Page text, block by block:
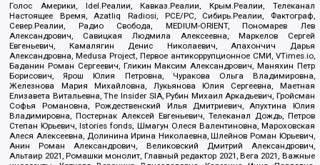
Голос Америки, Idel.Реалии, Кавказ.Реалии, Крым.Реалии, Телеканал
Настоящее Время, Azatliq Radiosi, PCE/PC, Сибирь.Реалии, Фактограф,
Север.Реалии, Радио Свобода, MEDIUM-ORIENT, Пономарев Лев
Александрович, Савицкая Людмила Алексеевна, Маркелов Сергей
Евгеньевич, Камалягин Денис Николаевич, Апахончич Дарья
Александровна, Medusa Project, Первое антикоррупционное СМИ, VTimes.io,
Баданин Роман Сергеевич, Гликин Максим Александрович, Маняхин Петр
Борисович, Ярош Юлия Петровна, Чуракова Ольга Владимировна,
Железнова Мария Михайловна, Лукьянова Юлия Сергеевна, Маетная
Елизавета Витальевна, The Insider SIA, Рубин Михаил Аркадьевич, Гройсман
Софья Романовна, Рождественский Илья Дмитриевич, Апухтина Юлия
Владимировна, Постернак Алексей Евгеньевич, Телеканал Дождь, Петров
Степан Юрьевич, Istories fonds, Шмагун Олеся Валентиновна, Мароховская
Алеся Алексеевна, Долинина Ирина Николаевна, Шлейнов Роман Юрьевич,
Анин Роман Александрович, Великовский Дмитрий Александрович,
Альтаир 2021, Ромашки монолит, Главный редактор 2021, Вега 2021, Важные